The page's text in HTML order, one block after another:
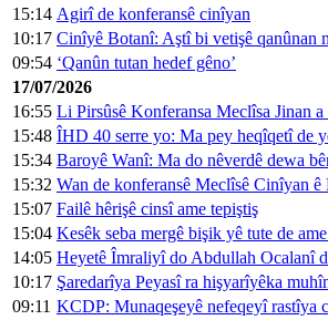
15:14 Agirî de konferansê cinîyan
10:17 Cinîyê Botanî: Aştî bi vetişê qanûnan
09:54 ‘Qanûn tutan hedef gêno’
17/07/2026
16:55 Li Pirsûsê Konferansa Meclîsa Jinan
15:48 ÎHD 40 serre yo: Ma pey heqîqetî de
15:34 Baroyê Wanî: Ma do nêverdê dewa
15:32 Wan de konferansê Meclîsê Cinîyan
15:07 Failê hêrişê cinsî ame tepiştiş
15:04 Kesêk seba mergê bişik yê tute de
14:05 Heyetê Îmraliyî do Abdullah Ocalanî
10:17 Şaredarîya Peyasî ra hişyarîyêka
09:11 KCDP: Munaqeşeyê nefeqeyî rastîya